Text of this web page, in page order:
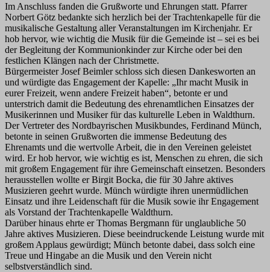
Im Anschluss fanden die Grußworte und Ehrungen statt. Pfarrer
Norbert Götz bedankte sich herzlich bei der Trachtenkapelle für die
musikalische Gestaltung aller Veranstaltungen im Kirchenjahr. Er
hob hervor, wie wichtig die Musik für die Gemeinde ist – sei es bei
der Begleitung der Kommunionkinder zur Kirche oder bei den
festlichen Klängen nach der Christmette.
Bürgermeister Josef Beimler schloss sich diesen Dankesworten an
und würdigte das Engagement der Kapelle: „Ihr macht Musik in
eurer Freizeit, wenn andere Freizeit haben“, betonte er und
unterstrich damit die Bedeutung des ehrenamtlichen Einsatzes der
Musikerinnen und Musiker für das kulturelle Leben in Waldthurn.
Der Vertreter des Nordbayrischen Musikbundes, Ferdinand Münch,
betonte in seinen Grußworten die immense Bedeutung des
Ehrenamts und die wertvolle Arbeit, die in den Vereinen geleistet
wird. Er hob hervor, wie wichtig es ist, Menschen zu ehren, die sich
mit großem Engagement für ihre Gemeinschaft einsetzen. Besonders
herausstellen wollte er Birgit Bocka, die für 30 Jahre aktives
Musizieren geehrt wurde. Münch würdigte ihren unermüdlichen
Einsatz und ihre Leidenschaft für die Musik sowie ihr Engagement
als Vorstand der Trachtenkapelle Waldthurn.
Darüber hinaus ehrte er Thomas Bergmann für unglaubliche 50
Jahre aktives Musizieren. Diese beeindruckende Leistung wurde mit
großem Applaus gewürdigt; Münch betonte dabei, dass solch eine
Treue und Hingabe an die Musik und den Verein nicht
selbstverständlich sind.